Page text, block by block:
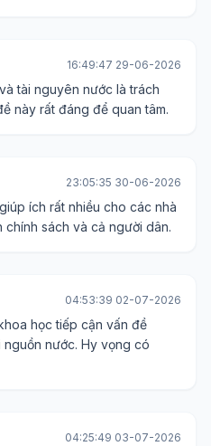
16:49:47 29-06-2026
tài nguyên nước là trách
này rất đáng để quan tâm.
23:05:35 30-06-2026
ích rất nhiều cho các nhà
chính sách và cả người dân.
04:53:39 02-07-2026
học tiếp cận vấn đề
nước. Hy vọng có
04:25:49 03-07-2026